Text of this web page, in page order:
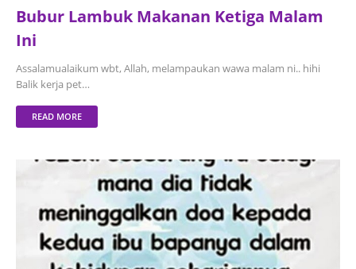
Bubur Lambuk Makanan Ketiga Malam
Ini
Assalamualaikum wbt, Allah, melampaukan wawa malam ni.. hihi
Balik kerja pet…
READ MORE